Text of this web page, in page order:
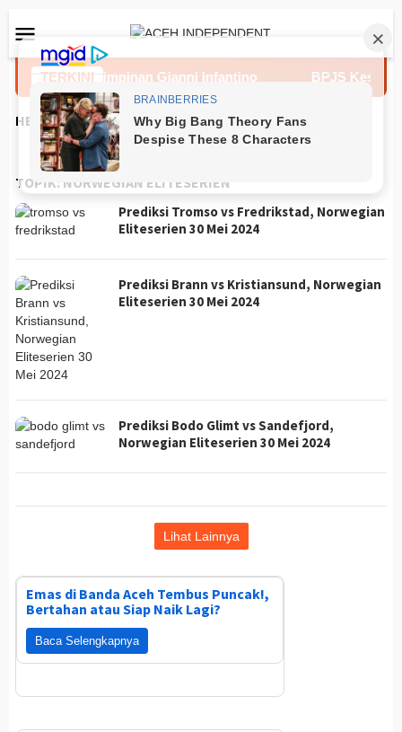
ke
kontenMobile
TERKINI
Kepemimpinan Gianni Infantino BPJS
HEADLINES
TOPIK: NORWEGIAN ELITESERIEN
Prediksi Tromso vs Fredrikstad, Norwegian
Eliteserien 30 Mei 2024
Prediksi Brann vs Kristiansund, Norwegian
Eliteserien 30 Mei 2024
Prediksi Bodo Glimt vs Sandefjord,
Norwegian Eliteserien 30 Mei 2024
Lihat Lainnya
Emas di Banda Aceh Tembus Puncak!,
Bertahan atau Siap Naik Lagi?
Baca Selengkapnya